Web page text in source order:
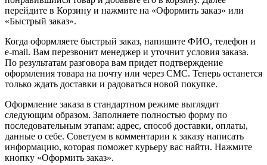
перейдите в Корзину и нажмите на «Оформить заказ» или
«Быстрый заказ».
Когда оформляете быстрый заказ, напишите ФИО, телефон и
e-mail. Вам перезвонит менеджер и уточнит условия заказа.
По результатам разговора вам придет подтверждение
оформления товара на почту или через СМС. Теперь останется
только ждать доставки и радоваться новой покупке.
Оформление заказа в стандартном режиме выглядит
следующим образом. Заполняете полностью форму по
последовательным этапам: адрес, способ доставки, оплаты,
данные о себе. Советуем в комментарии к заказу написать
информацию, которая поможет курьеру вас найти. Нажмите
кнопку «Оформить заказ».